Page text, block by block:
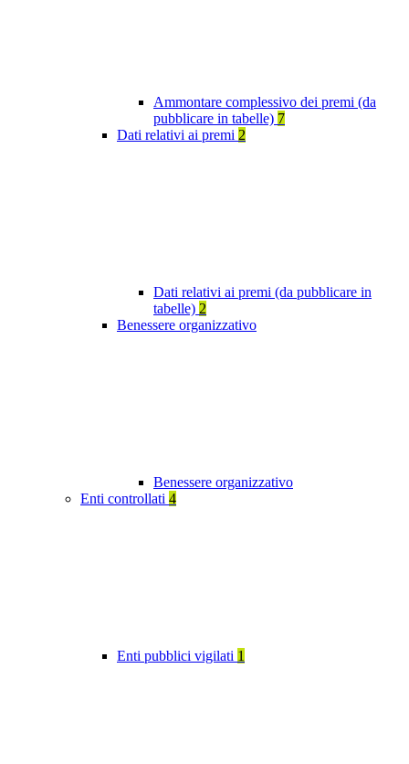
Ammontare complessivo dei premi (da
pubblicare in tabelle) 7
Dati relativi ai premi 2
Dati relativi ai premi (da pubblicare in
tabelle) 2
Benessere organizzativo
Benessere organizzativo
Enti controllati 4
Enti pubblici vigilati 1